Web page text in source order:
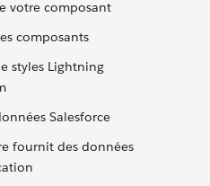
votre composant
composants
styles Lightning
Salesforce
fournit des données